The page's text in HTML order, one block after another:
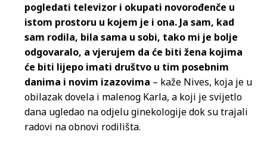
pogledati televizor i okupati novorođenče u
istom prostoru u kojem je i ona. Ja sam, kad
sam rodila, bila sama u sobi, tako mi je bolje
odgovaralo, a vjerujem da će biti žena kojima
će biti lijepo imati društvo u tim posebnim
danima i novim izazovima – kaže Nives, koja je u
obilazak dovela i malenog Karla, a koji je svijetlo
dana ugledao na odjelu ginekologije dok su trajali
radovi na obnovi rodilišta.